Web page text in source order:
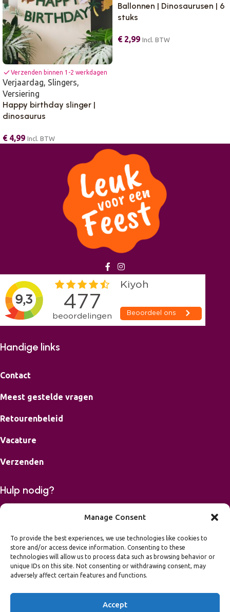
Manage Consent
To provide the best experiences, we use technologies like cookies to
store and/or access device information. Consenting to these
technologies will allow us to process data such as browsing behavior or
unique IDs on this site. Not consenting or withdrawing consent, may
adversely affect certain features and functions.
Accept
checkVerzenden binnen 1-2 werkdagen
Verjaardag, Slingers,
Versiering
Happy birthday slinger |
dinosaurus
€4,99 Incl. BTW
Ballonnen | Dinosaurusen | 6
stuks
€2,99 Incl. BTW
Handige links
Contact
Meest gestelde vragen
Retourenbeleid
Vacature
Verzenden
Hulp nodig?
Bereikbaar op maandag, dinsdag, donderdag en vrijdag van
06 42426867
mailinfo@leukvooreenfeest.nl
Algemene voorwaarden
Toegankelijkheidsverklaring